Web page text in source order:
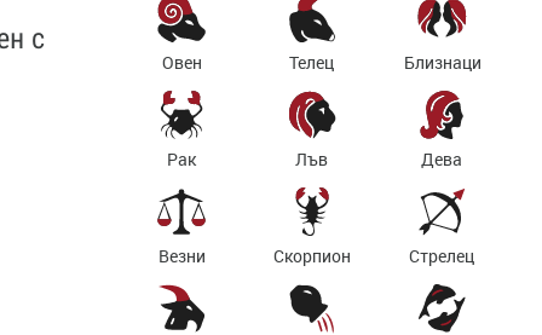
с
Овен Телец Близнаци
Рак Лъв Дева
Везни Скорпион Стрелец